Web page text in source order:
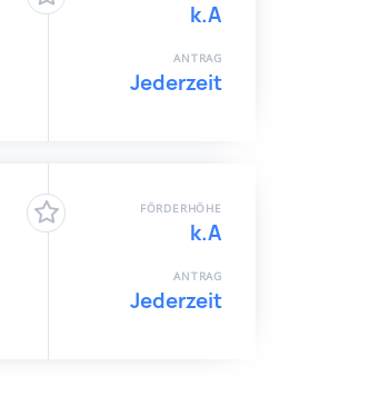
k.A
ANTRAG
Jederzeit
FÖRDERHÖHE
k.A
ANTRAG
Jederzeit